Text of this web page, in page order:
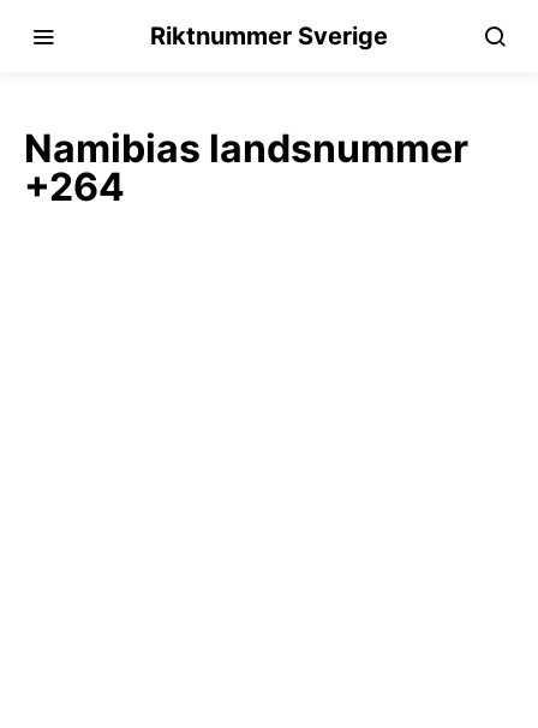
Riktnummer Sverige
Namibias landsnummer
+264